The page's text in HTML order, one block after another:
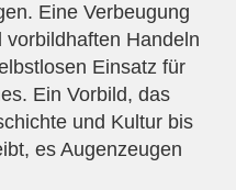
Eine Verbeugung
Handeln
Einsatz für
Ein Vorbild, das
und Kultur bis
es Augenzeugen